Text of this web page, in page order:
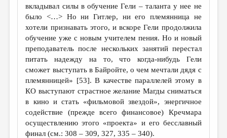
вкладывал силы в обучение Гели – таланта у нее не
было <…> Но ни Гитлер, ни его племянница не
хотели признавать этого, и вскоре Гели продолжила
обучение уже с новым учителем пения. Но и новый
преподаватель после нескольких занятий перестал
питать надежду на то, что когда-нибудь Гели
сможет выступать в Байройте, о чем мечтали дядя с
племянницей» [53]. В качестве параллелей этому в
КО выступают страстное желание Магды сниматься
в кино и стать «фильмовой звездой», энергичное
содействие (прежде всего финансовое) Кречмара
осуществлению этого «проекта» и его бесславный
финал (см.: 308 – 309, 327, 335 – 340).